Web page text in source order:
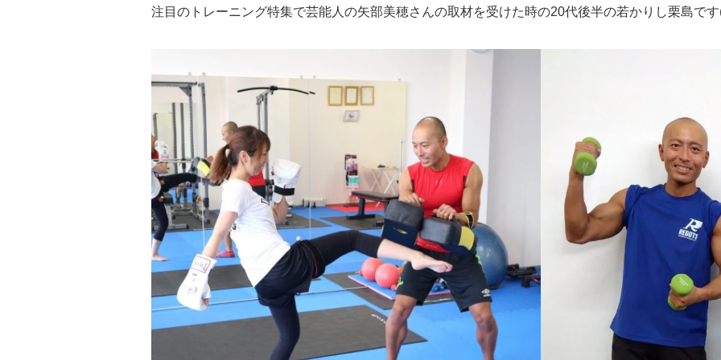
注目のトレーニング特集で芸能人の矢部美穂さんの取材を受けた時の20代後半の若かりし栗島で